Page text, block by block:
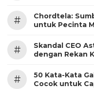
#
Chordtela:
untuk Pecinta
#
Skandal CEO
dengan Rekan
#
50 Kata-Kata
Cocok untuk